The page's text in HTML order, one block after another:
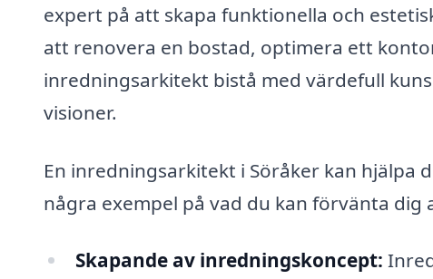
expert på att skapa funktionella och
att renovera en bostad, optimera ett
inredningsarkitekt bistå med värdefull
visioner.
En inredningsarkitekt i Söråker kan hjälpa
några exempel på vad du kan förvänta dig
Skapande av inredningskoncept: